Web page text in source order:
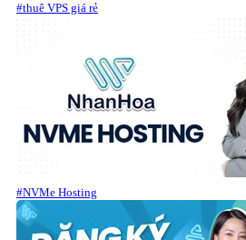
#thuê VPS giá rẻ
#NVMe Hosting